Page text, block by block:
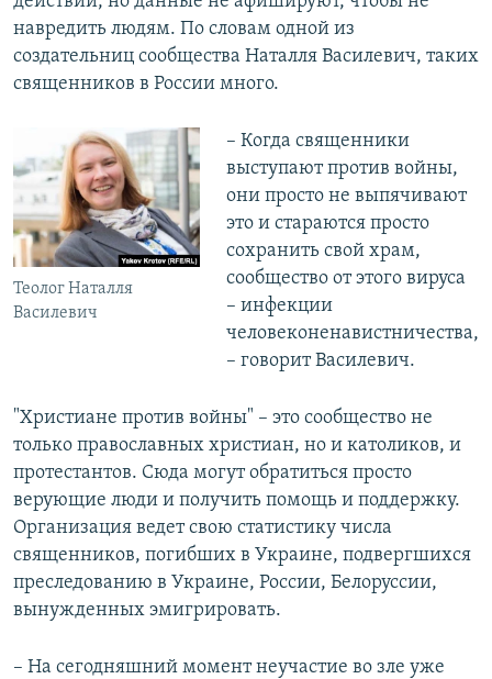
навредить людям. По словам одной из
создательниц сообщества Наталля Василевич, таких
священников в России много.
Теолог Наталля
Василевич
– Когда священники
выступают против войны,
они просто не выпячивают
это и стараются просто
сохранить свой храм,
сообщество от этого вируса
– инфекции
человеконенавистничества,
– говорит Василевич.
"Христиане против войны" – это сообщество не
только православных христиан, но и католиков, и
протестантов. Сюда могут обратиться просто
верующие люди и получить помощь и поддержку.
Организация ведет свою статистику числа
священников, погибших в Украине, подвергшихся
преследованию в Украине, России, Белоруссии,
вынужденных эмигрировать.
– На сегодняшний момент неучастие во зле уже